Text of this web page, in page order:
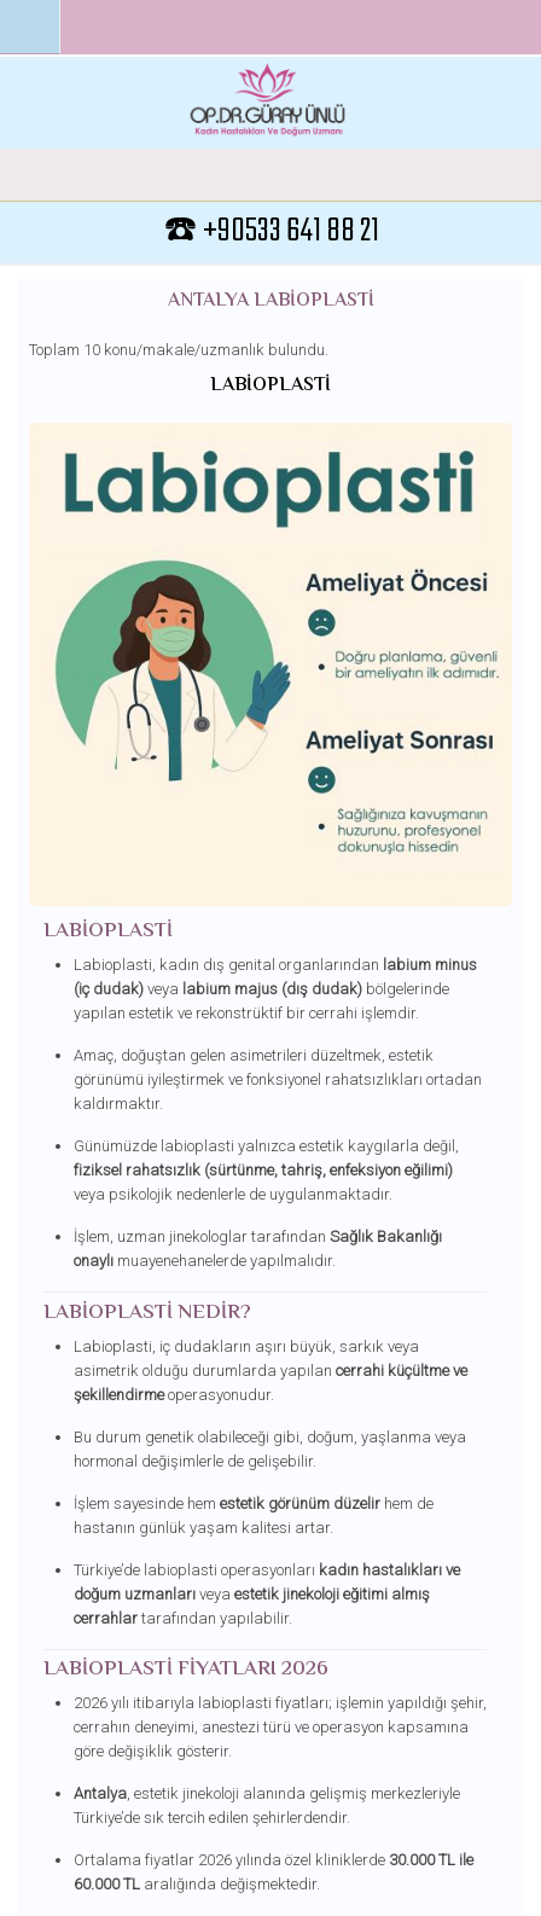
☎️ +90533 641 88 21
ANTALYA LABIOPLASTI
Toplam 10 konu/makale/uzmanlık bulundu.
LABIOPLASTI
LABIOPLASTI
Labioplasti, kadın dış genital organlarından labium minus
(iç dudak)veya labium majus (dış dudak)bölgelerinde
yapılan estetik ve rekonstrüktif bir cerrahi işlemdir.
Amaç, doğuştan gelen asimetrileri düzeltmek, estetik
görünümü iyileştirmek ve fonksiyonel rahatsızlıkları ortadan
kaldırmaktır.
Günümüzde labioplasti yalnızca estetik kaygılarla değil,
fiziksel rahatsızlık (sürtünme, tahriş, enfeksiyon eğilimi)
veya psikolojik nedenlerle de uygulanmaktadır.
İşlem, uzman jinekologlar tarafından Sağlık Bakanlığı
onaylımuayenehanelerde yapılmalıdır.
LABIOPLASTI NEDIR?
Labioplasti, iç dudakların aşırı büyük, sarkık veya
asimetrik olduğu durumlarda yapılan cerrahi küçültme ve
şekillendirmeoperasyonudur.
Bu durum genetik olabileceği gibi, doğum, yaşlanma veya
hormonal değişimlerle de gelişebilir.
İşlem sayesinde hem estetik görünüm düzelirhem de
hastanın günlük yaşam kalitesi artar.
Türkiye’de labioplasti operasyonları kadın hastalıkları ve
doğum uzmanlarıveya estetik jinekoloji eğitimi almış
cerrahlartarafından yapılabilir.
LABIOPLASTI FIYATLARI 2026
2026 yılı itibarıyla labioplasti fiyatları; işlemin yapıldığı şehir,
cerrahın deneyimi, anestezi türü ve operasyon kapsamına
göre değişiklik gösterir.
Antalya, estetik jinekoloji alanında gelişmiş merkezleriyle
Türkiye’de sık tercih edilen şehirlerdendir.
Ortalama fiyatlar 2026 yılında özel kliniklerde 30.000 TL ile
60.000 TLaralığında değişmektedir.